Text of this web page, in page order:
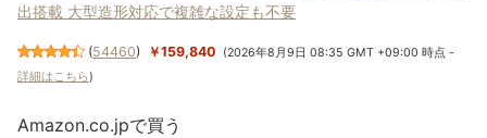
出搭載 大型造形対応で複雑な設定も不要
(54460) ￥159,840
(2026年8月9日 08:35 GMT +09:00 時点 -
詳細はこちら)
Amazon.co.jpで買う